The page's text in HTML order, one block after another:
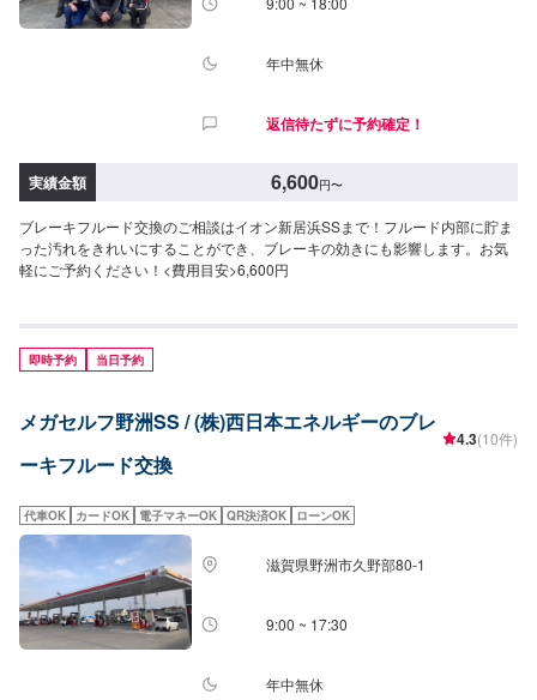
年中無休
返信待たずに予約確定！
実績金額 6,600円〜
ブレーキフルード交換のご相談はイオン新居浜SSまで！フルード内部に貯ま
った汚れをきれいにすることができ、ブレーキの効きにも影響します。お気
軽にご予約ください！<費用目安>6,600円
即時予約 当日予約
メガセルフ野洲SS / (株)西日本エネルギーのブレ
ーキフルード交換
4.3(10件)
代車OK カードOK 電子マネーOK QR決済OK ローンOK
滋賀県野洲市久野部80-1
9:00 ~ 17:30
年中無休